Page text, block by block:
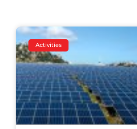
Activities